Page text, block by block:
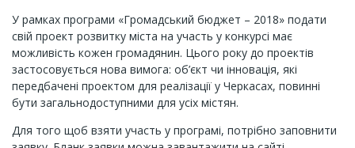
У рамках програми «Громадський бюджет – 2018» подати
свій проект розвитку міста на участь у конкурсі має
можливість кожен громадянин. Цього року до проектів
застосовується нова вимога: об’єкт чи інновація, які
передбачені проектом для реалізації у Черкасах, повинні
бути загальнодоступними для усіх містян.
Для того щоб взяти участь у програмі, потрібно заповнити